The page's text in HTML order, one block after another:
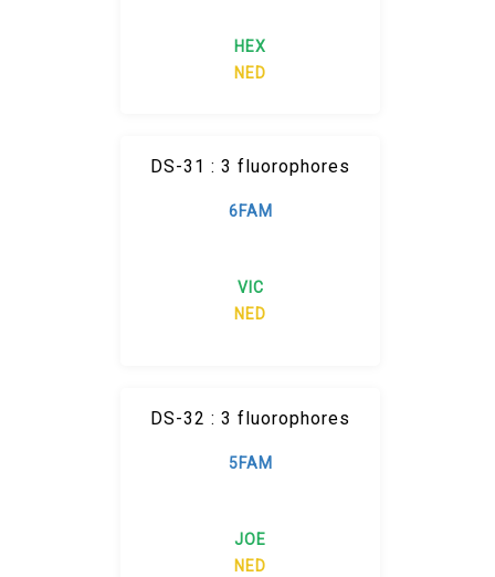
HEX
NED
DS-31 : 3 fluorophores
6FAM
VIC
NED
DS-32 : 3 fluorophores
5FAM
JOE
NED